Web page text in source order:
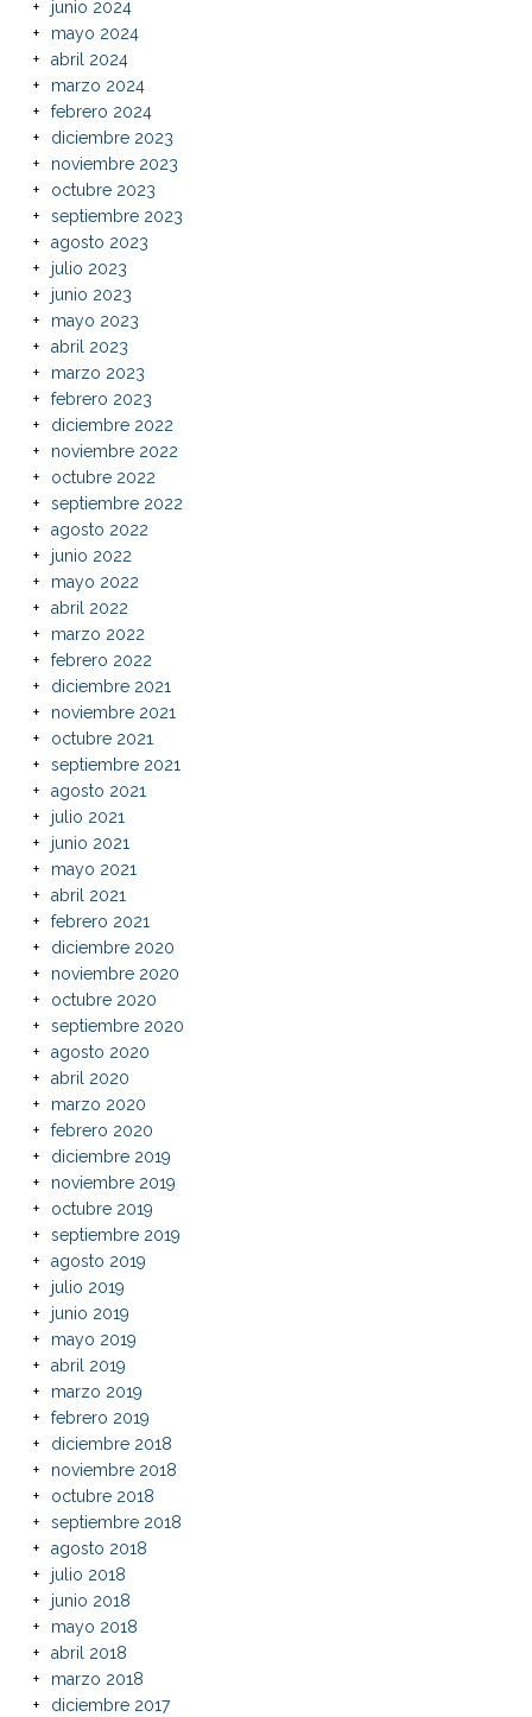
junio 2024
mayo 2024
abril 2024
marzo 2024
febrero 2024
diciembre 2023
noviembre 2023
octubre 2023
septiembre 2023
agosto 2023
julio 2023
junio 2023
mayo 2023
abril 2023
marzo 2023
febrero 2023
diciembre 2022
noviembre 2022
octubre 2022
septiembre 2022
agosto 2022
junio 2022
mayo 2022
abril 2022
marzo 2022
febrero 2022
diciembre 2021
noviembre 2021
octubre 2021
septiembre 2021
agosto 2021
julio 2021
junio 2021
mayo 2021
abril 2021
febrero 2021
diciembre 2020
noviembre 2020
octubre 2020
septiembre 2020
agosto 2020
abril 2020
marzo 2020
febrero 2020
diciembre 2019
noviembre 2019
octubre 2019
septiembre 2019
agosto 2019
julio 2019
junio 2019
mayo 2019
abril 2019
marzo 2019
febrero 2019
diciembre 2018
noviembre 2018
octubre 2018
septiembre 2018
agosto 2018
julio 2018
junio 2018
mayo 2018
abril 2018
marzo 2018
diciembre 2017